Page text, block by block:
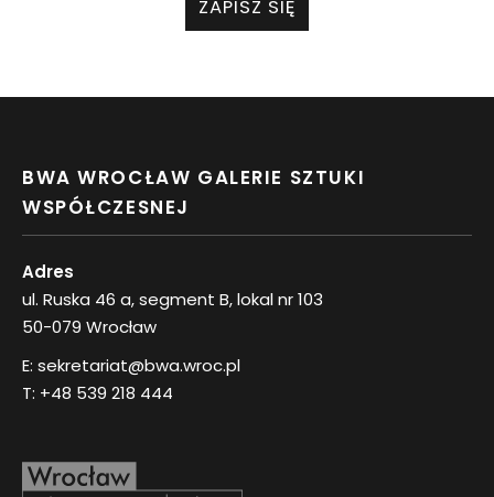
ZAPISZ SIĘ
BWA WROCŁAW GALERIE SZTUKI
WSPÓŁCZESNEJ
Adres
ul. Ruska 46 a, segment B, lokal nr 103
50-079 Wrocław
E: sekretariat@bwa.wroc.pl
T: +48 539 218 444